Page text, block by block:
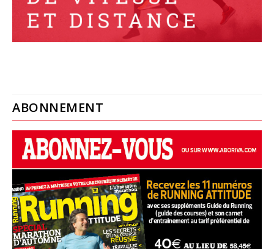
ABONNEMENT